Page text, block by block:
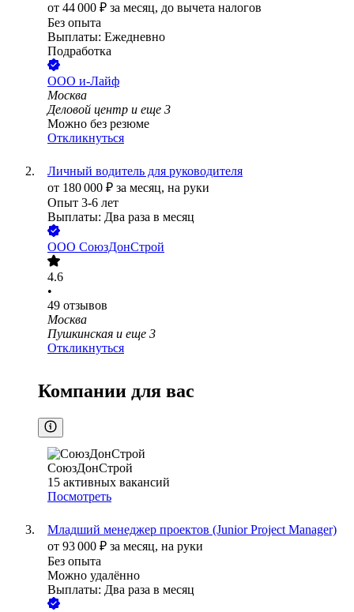
от 44 000 ₽ за месяц, до вычета налогов
Без опыта
Выплаты: Ежедневно
Подработка
ООО и-Лайф
Москва
Деловой центр и еще 3
Можно без резюме
Откликнуться
Личный водитель для руководителя
от 180 000 ₽ за месяц, на руки
Опыт 3-6 лет
Выплаты: Два раза в месяц
ООО СоюзДонСтрой
4.6
•
49 отзывов
Москва
Пушкинская и еще 3
Откликнуться
Компании для вас
СоюзДонСтрой
15 активных вакансий
Посмотреть
Младший менеджер проектов (Junior Project Manager)
от 93 000 ₽ за месяц, на руки
Без опыта
Можно удалённо
Выплаты: Два раза в месяц